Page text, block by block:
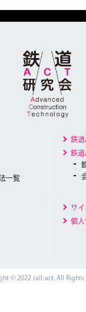
一覧
鉄道
鉄道
サ
個
© 2022 rail-act. All Rights